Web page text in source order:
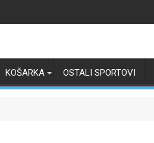
KOŠARKA OSTALI SPORTOVI